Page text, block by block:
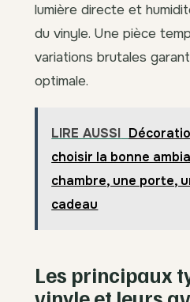
lumière directe et
du vinyle. Une pièce
variations brutales
optimale.
LIRE AUSSI
choisir la bonne
chambre, une porte,
cadeau
Les principaux